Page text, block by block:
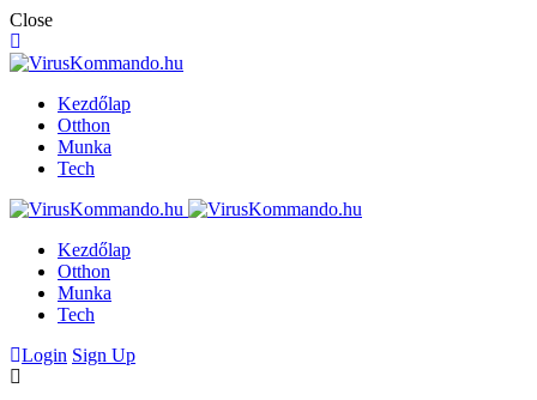
Close
Kezdőlap
Otthon
Munka
Tech
Kezdőlap
Otthon
Munka
Tech
Login Sign Up